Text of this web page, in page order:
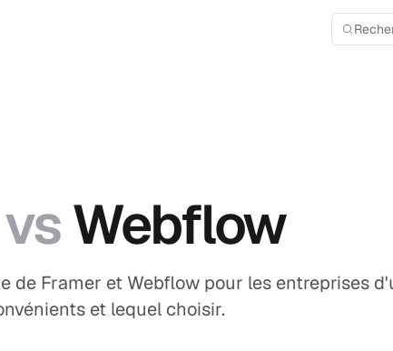
vsWebflow
de Framer et Webflow pour les entreprises
et lequel choisir.